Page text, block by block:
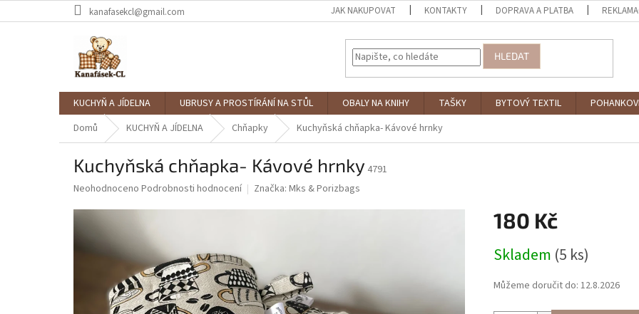
na
kanafasekcl@gmail.com JAK NAKUPOVAT KONTAKTY DOPRAVA A PLATBA
HLEDAT
KUCHYŇ A JÍDELNA UBRUSY A PROSTÍRÁNÍ NA STŮL OBALY NA KNIHY TAŠKY BYTOVÝ TEXTIL
Domů
KUCHYŇ A JÍDELNA Chňapky Kuchyňská chňapka- Kávové hrnky
Kuchyňská chňapka- Kávové hrnky 4791
Průměrné
produktu
hvězdiček.
Neohodnoceno Podrobnosti hodnocení Značka: Mks & Porizbags
180 Kč
cena:
Skladem (5 ks)
Můžeme doručit do: 12.8.2026